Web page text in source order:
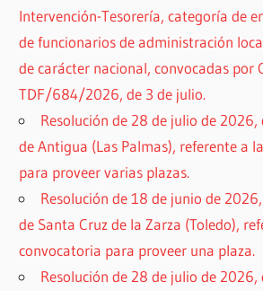
Intervención-Tesorería, categoría de
de funcionarios de administración
de carácter nacional, convocadas por
TDF/684/2026, de 3 de julio.
Resolución de 28 de julio de
de Antigua (Las Palmas), referente a
para proveer varias plazas.
Resolución de 18 de junio de
de Santa Cruz de la Zarza (Toledo),
convocatoria para proveer una plaza.
Resolución de 28 de julio de